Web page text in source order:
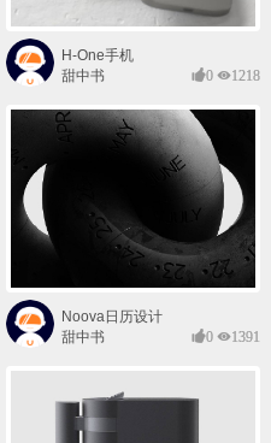
H-One手机
甜中书
0 1218
Noova日历设计
甜中书
0 1391